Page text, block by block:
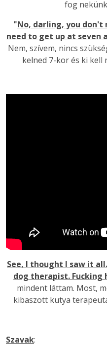
fog
"No, darling, you don't
need to get up at seven
Nem, szívem, nincs
kelned 7-kor és ki
See, I thought I saw it
dog therapist. Fucking
mindent láttam. Most,
kibaszott kutya
Szavak: